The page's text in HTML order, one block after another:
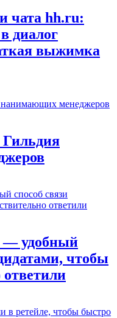
чата hh.ru:
диалог
выжимка
Гильдия
— удобный
чтобы
ответили